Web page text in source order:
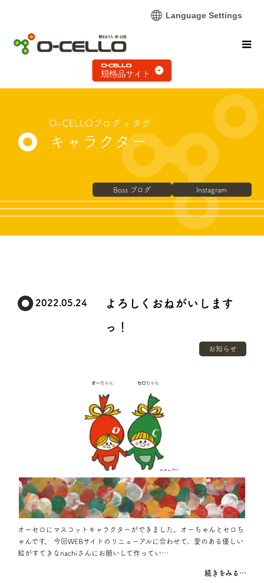
O-CELLOブログ > タグ
キャラクター
Boss ブログ Instagram
2022.05.24
よろしくおねがいします
っ！
お知らせ
オーセロにマスコットキャラクターができました。オーちゃんとセロち
ゃんです。 今回WEBサイトのリニューアルに合わせて、愛のある優しい
絵がすてきなnachiさんにお願いして作ってい…
続きをみる…
Language Settings